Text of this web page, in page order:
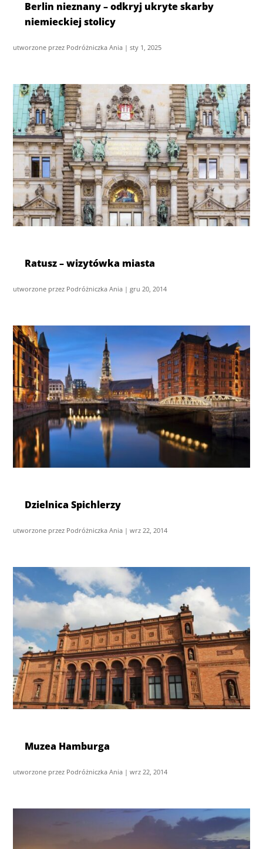
Berlin nieznany – odkryj ukryte skarby
niemieckiej stolicy
utworzone przez Podróżniczka Ania |sty 1, 2025
Ratusz – wizytówka miasta
utworzone przez Podróżniczka Ania |gru 20, 2014
Dzielnica Spichlerzy
utworzone przez Podróżniczka Ania |wrz 22, 2014
Muzea Hamburga
utworzone przez Podróżniczka Ania |wrz 22, 2014